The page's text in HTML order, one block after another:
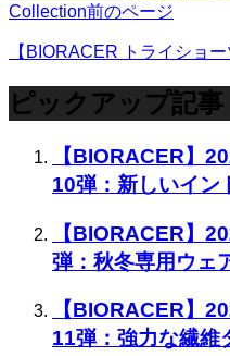
Collection前のページ
【BIORACER トライショ
ピックアップ記事
【BIORACER】
10弾：新しいイ
【BIORACER】
弾：秋冬専用ウェ
【BIORACER】
11弾：強力な繊